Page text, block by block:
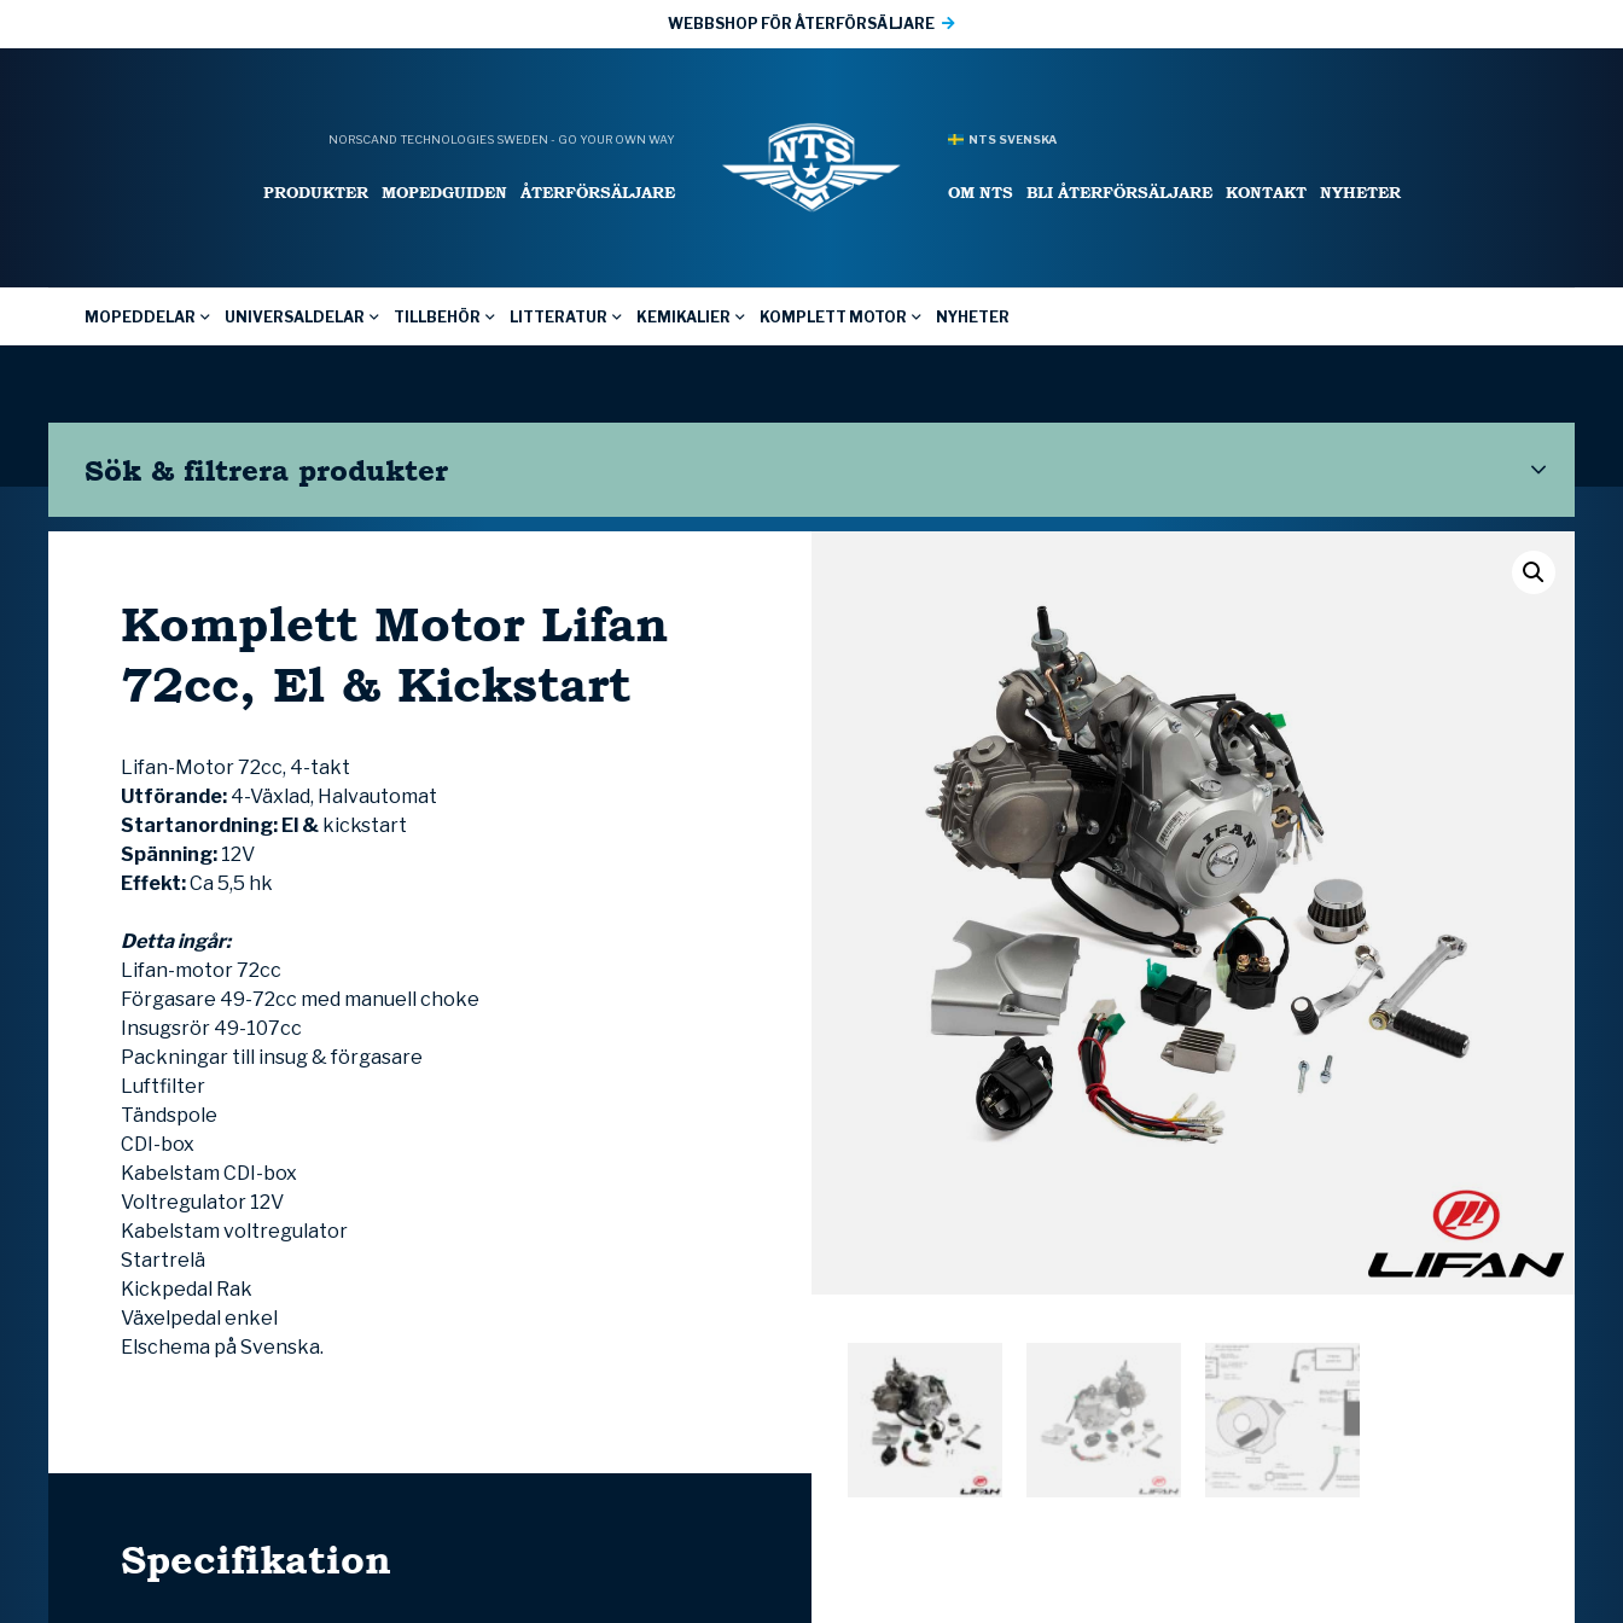
WEBBSHOP FÖR ÅTERFÖRSÄLJARE
NORSCAND TECHNOLOGIES SWEDEN - GO YOUR OWN WAY
PRODUKTER MOPEDGUIDEN ÅTERFÖRSÄLJARE
NTS SVENSKA
OM NTS BLI ÅTERFÖRSÄLJARE KONTAKT NYHETER
MOPEDDELAR UNIVERSALDELAR TILLBEHÖR LITTERATUR KEMIKALIER KOMPLETT MOTOR NYHETER
Sök & filtrera produkter
Komplett Motor Lifan
72cc, El & Kickstart
Lifan-Motor 72cc, 4-takt
Utförande: 4-Växlad, Halvautomat
Startanordning: El & kickstart
Spänning: 12V
Effekt:Ca 5,5 hk
Detta ingår:
Lifan-motor 72cc
Förgasare 49-72cc med manuell choke
Insugsrör 49-107cc
Packningar till insug & förgasare
Luftfilter
Tändspole
CDI-box
Kabelstam CDI-box
Voltregulator 12V
Kabelstam voltregulator
Startrelä
Kickpedal Rak
Växelpedal enkel
Elschema på Svenska.
Specifikation